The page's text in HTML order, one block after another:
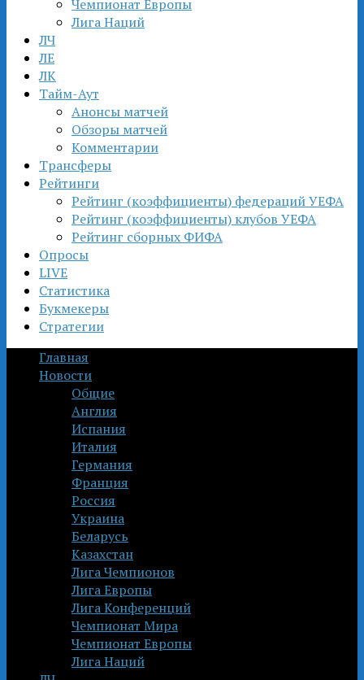
Чемпионат Европы
Лига Наций
ЛЧ
ЛЕ
ЛК
Тайм-Аут
Анонсы матчей
Обзоры матчей
Комментарии
Трансферы
Рейтинги
Рейтинг (коэффициенты) федераций УЕФА
Рейтинг (коэффициенты) клубов УЕФА
Рейтинг сборных ФИФА
Опросы
LIVE
Статистика
Букмекеры
Стратегии
Главная
Новости
Общие
Англия
Испания
Италия
Германия
Франция
Россия
Украина
Беларусь
Казахстан
Лига Чемпионов
Лига Европы
Лига Конференций
Чемпионат Мира
Чемпионат Европы
Лига Наций